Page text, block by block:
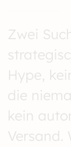
Zwei
Hype,
die
kein
Versand.